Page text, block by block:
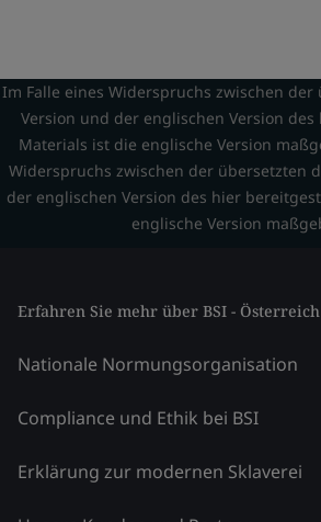
Im Falle eines Widerspruchs zwischen
Version und der englischen Version
Materials ist die englische Version
Widerspruchs zwischen der übersetzten
der englischen Version des hier
englische Version
Erfahren Sie mehr über BSI - Österreich
Nationale Normungsorganisation
Compliance und Ethik bei BSI
Erklärung zur modernen Sklaverei